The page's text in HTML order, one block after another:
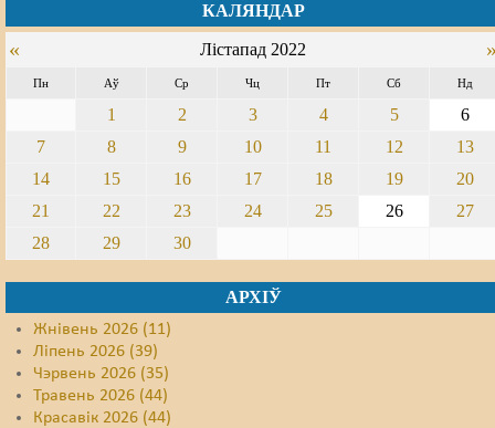
КАЛЯНДАР
« Лістапад 2022
Пн Аў Ср Чц Пт Сб Нд
1 2 3 4 5
6
7
8 9 10 11 12
13
14
15 16 17 18 19
20
21
22 23 24 25 26
27
28
29 30
АРХІЎ
Жнівень 2026 (11)
Ліпень 2026 (39)
Чэрвень 2026 (35)
Травень 2026 (44)
Красавік 2026 (44)